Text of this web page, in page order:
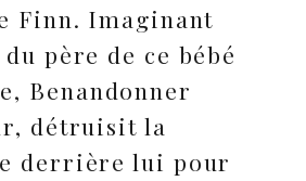
Finn. Imaginant
père de ce bébé
Benandonner
détruisit la
derrière lui pour